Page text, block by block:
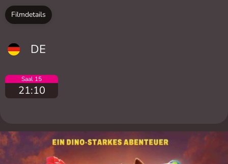
Filmdetails
DE
Saal 15
21:10